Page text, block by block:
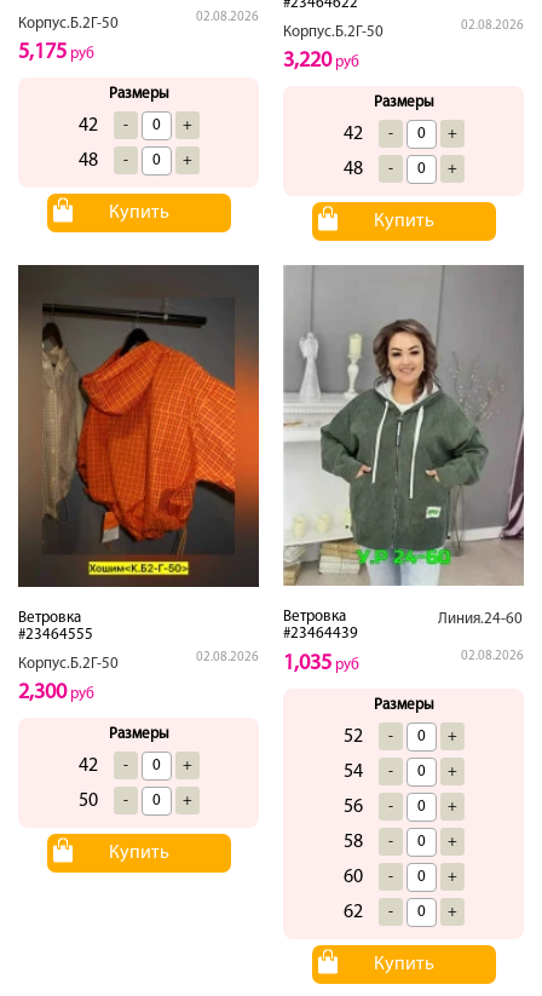
Корпус.Б.2Г-50
02.08.2026
5,175 руб
Размеры
42 - +
48 - +
Купить
#23464622
Корпус.Б.2Г-50
02.08.2026
3,220руб
Размеры
42 - +
48 - +
Купить
Ветровка
#23464555
Корпус.Б.2Г-50
02.08.2026
2,300руб
Размеры
42 - +
50 - +
Купить
Ветровка
#23464439
Линия.24-60
02.08.2026
1,035 руб
Размеры
52 - +
54 - +
56 - +
58 - +
60 - +
62 - +
Купить